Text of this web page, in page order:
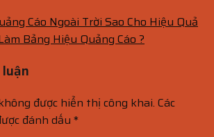
Cáo Ngoài Trời Sao Cho Hiệu Quả
Bảng Hiệu Quảng Cáo ?
được hiển thị công khai. Các
đánh dấu *